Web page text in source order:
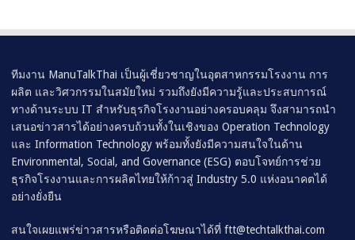
ทีมงาน ManuTalkThai เป็นผู้เชี่ยวชาญในอุตสาหกรรมโรงงาน การ
ผลิต และวิศวกรรมในสมัยใหม่ รวมถึงยังมีความรู้และประสบการณ์
ทางด้านระบบ IT สำหรับธุรกิจโรงงานอย่างครอบคลุม จึงสามารถนำ
เสนอข่าวสารได้อย่างครบถ้วนทั้งในเชิงของ Operation Technology
และ Information Technology พร้อมทั้งยังมีความสนใจในด้าน
Environmental, Social, and Governance (ESG) ตอบโจทย์การช่วย
ธุรกิจโรงงานและการผลิตไทยให้ก้าวสู่ Industry 5.0 แห่งอนาคตได้
อย่างยั่งยืน
สนใจเผยแพร่ข่าวสารหรือติดต่อโฆษณาได้ที่ftt@techtalkthai.com